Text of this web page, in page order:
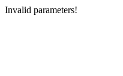
Invalid parameters!